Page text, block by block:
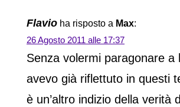
Flavio ha risposto a Max:
26 Agosto 2011 alle 17:37
Senza volermi paragonare a
avevo già riflettuto in questi
è un’altro indizio della verità